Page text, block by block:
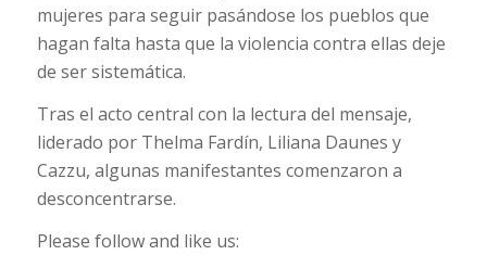
mujeres para seguir pasándose los pueblos que
hagan falta hasta que la violencia contra ellas deje
de ser sistemática.
Tras el acto central con la lectura del mensaje,
liderado por Thelma Fardín, Liliana Daunes y
Cazzu, algunas manifestantes comenzaron a
desconcentrarse.
Please follow and like us: